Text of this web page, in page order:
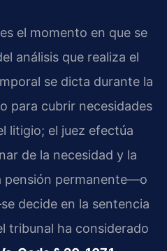
el momento en que se
análisis que realiza el
se dicta durante la
para cubrir necesidades
litigio; el juez efectúa
de la necesidad y la
pensión permanente—o
decide en la sentencia
tribunal ha considerado